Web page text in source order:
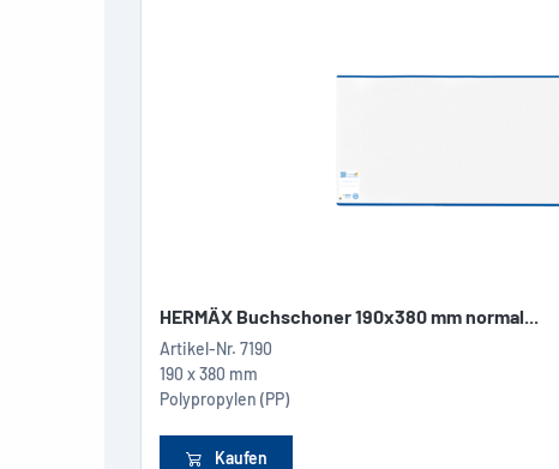
HERMÄX Buchschoner 190x380 mm normal...
Artikel-Nr. 7190
190 x 380 mm
Polypropylen (PP)
Kaufen